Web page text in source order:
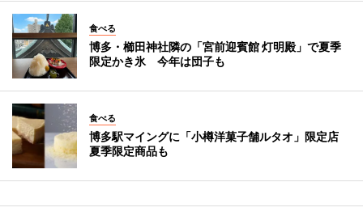
食べる
博多・櫛田神社隣の「宮前迎賓館 灯明殿」で夏季
限定かき氷 今年は団子も
食べる
博多駅マイングに「小樽洋菓子舗ルタオ」限定店
夏季限定商品も